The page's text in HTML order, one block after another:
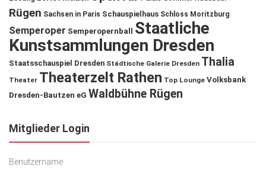
Rügen Sachsen in Paris Schauspielhaus Schloss Moritzburg
Semperoper Semperopernball
Staatliche
Kunstsammlungen Dresden
Staatsschauspiel Dresden Städtische Galerie Dresden Thalia
Theater Theaterzelt Rathen Top Lounge Volksbank
Dresden-Bautzen eG Waldbühne Rügen
Mitglieder Login
Benutzername